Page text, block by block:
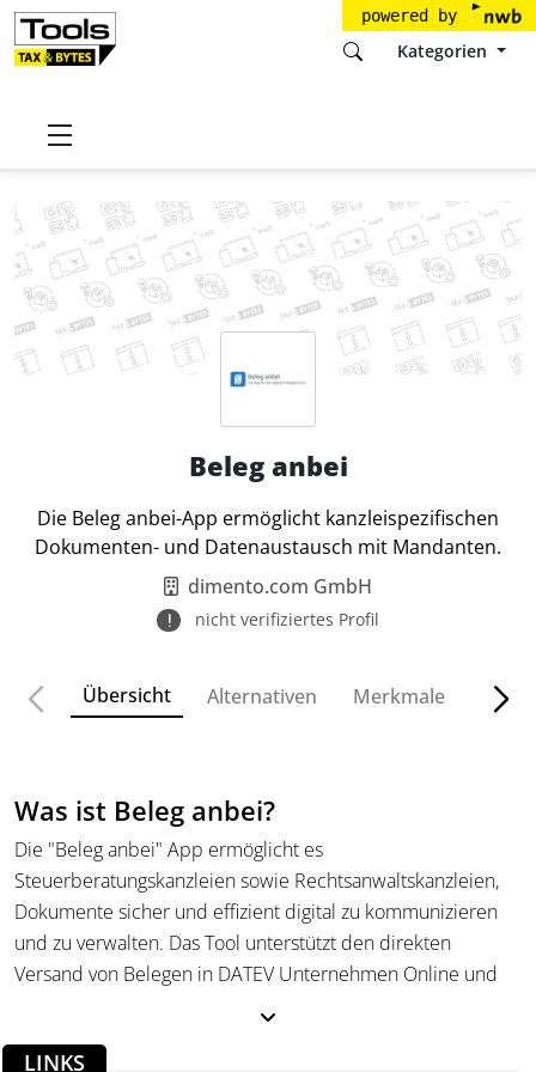
powered by
Kategorien
Startseite
Beleg anbei
Die Beleg anbei-App ermöglicht kanzleispezifischen
Dokumenten- und Datenaustausch mit Mandanten.
dimento.com GmbH
nicht verifiziertes Profil
Übersicht Alternativen Merkmale
Was ist Beleg anbei?
Die "Beleg anbei" App ermöglicht es
Steuerberatungskanzleien sowie Rechtsanwaltskanzleien,
Dokumente sicher und effizient digital zu kommunizieren
und zu verwalten. Das Tool unterstützt den direkten
Versand von Belegen in DATEV Unternehmen Online und
großem Vorteil ist. Die App passt sich individuell dem
LINKS